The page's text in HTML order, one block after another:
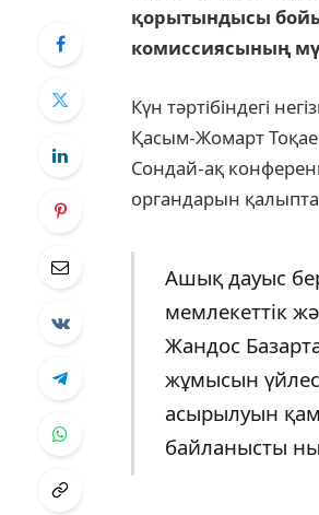
қорытындысы
комиссиясының
Күн тәртібіндегі
Қасым-Жомарт
Сондай-ақ
органдарын
Ашық дауыс
мемлекеттік
Жандос
жұмысын
асырылуын
байланысты